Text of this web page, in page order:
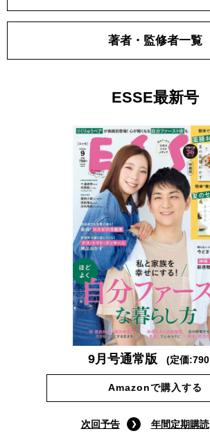
著者・監修者一覧
ESSE最新号
9月号通常版 (定価
Amazonで購入する
次回予告
年間定期購読